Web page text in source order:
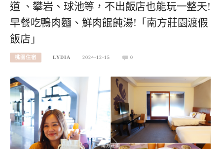
道 、攀岩、球池等，不出飯店也能玩一整天!
早餐吃鴨肉麵、鮮肉餛飩湯!「南方莊園渡假
飯店」
桃園住宿 LYDIA 2024-12-15 0